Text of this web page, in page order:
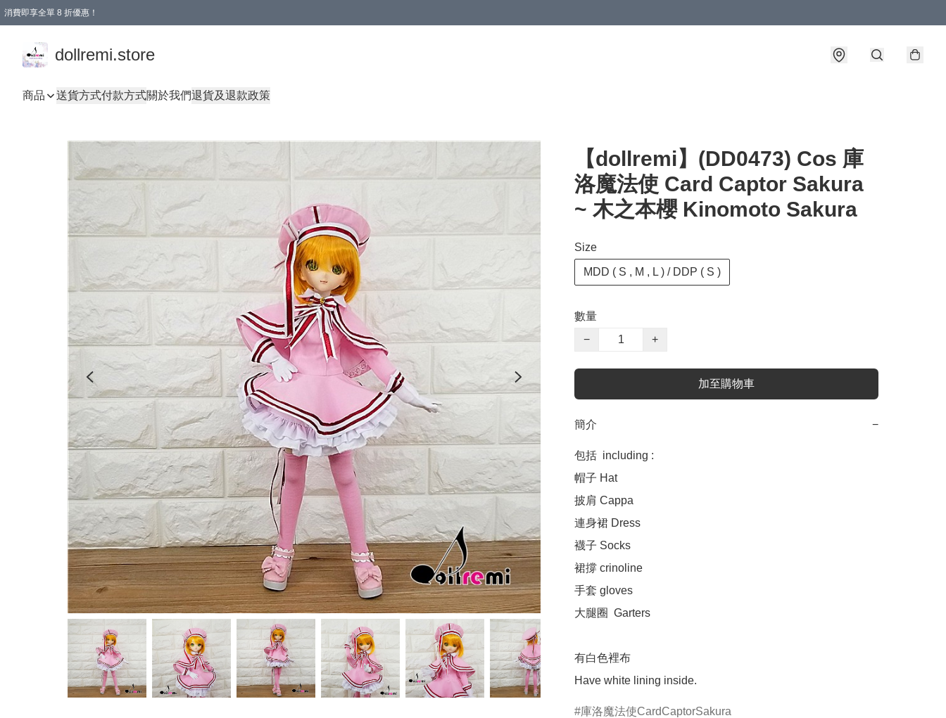
消費即享全單 8 折優惠！
dollremi.store
商品 送貨方式付款方式關於我們退貨及退款政策
【dollremi】(DD0473) Cos 庫
洛魔法使 Card Captor Sakura
~ 木之本櫻 Kinomoto Sakura
Size
MDD ( S , M , L ) / DDP ( S )
數量
−
+
加至購物車
簡介 −
包括  including :
帽子 Hat
披肩 Cappa
連身裙 Dress
襪子 Socks
裙撐 crinoline
手套 gloves
大腿圈  Garters
有白色裡布
庫洛魔法使CardCaptorSakura